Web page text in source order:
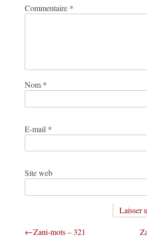
Commentaire *
Nom *
E-mail *
Site web
Navigation
Zani-mots – 321